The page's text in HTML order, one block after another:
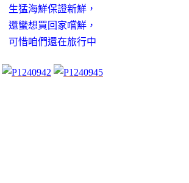
生猛海鮮保證新鮮，
還蠻想買回家嚐鮮，
可惜咱們還在旅行中